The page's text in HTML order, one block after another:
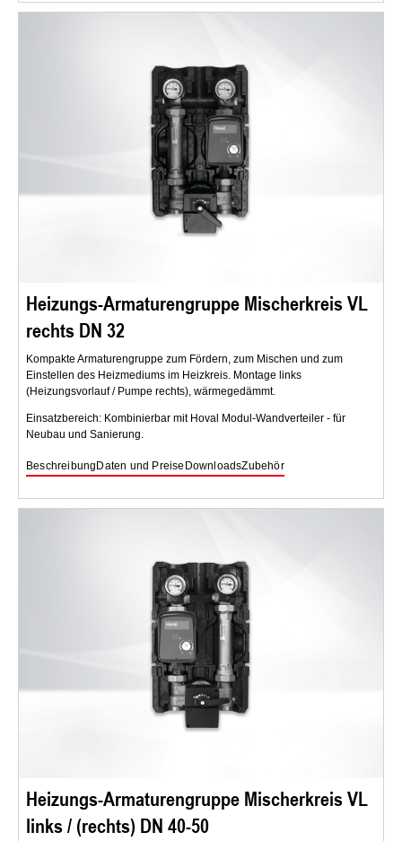
Heizungs-Armaturengruppe Mischerkreis VL
rechts DN 32
Kompakte Armaturengruppe zum Fördern, zum Mischen und zum
Einstellen des Heizmediums im Heizkreis. Montage links
(Heizungsvorlauf / Pumpe rechts), wärmegedämmt.
Einsatzbereich: Kombinierbar mit Hoval Modul-Wandverteiler - für
Neubau und Sanierung.
BeschreibungDaten und Preise DownloadsZubehör
Heizungs-Armaturengruppe Mischerkreis VL
links / (rechts) DN 40-50